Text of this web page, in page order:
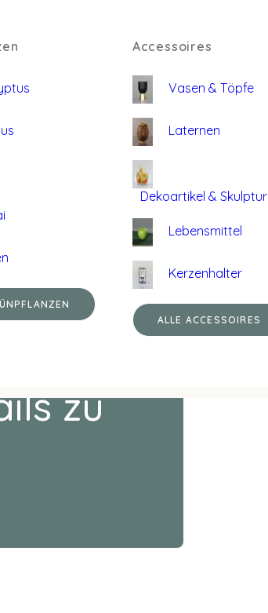
Accessoires
Vasen & Töpfe
Laternen
Dekoartikel &
Lebensmittel
Kerzenhalter
ALLE ACCESSOIRES
zu